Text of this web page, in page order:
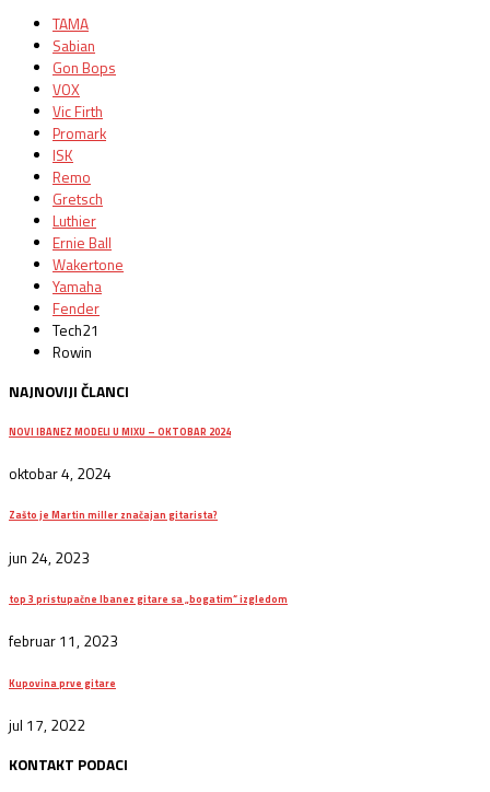
TAMA
Sabian
Gon Bops
VOX
Vic Firth
Promark
ISK
Remo
Gretsch
Luthier
Ernie Ball
Wakertone
Yamaha
Fender
Tech21
Rowin
NAJNOVIJI ČLANCI
NOVI IBANEZ MODELI U MIXU – OKTOBAR 2024
oktobar 4, 2024
Zašto je Martin miller značajan gitarista?
jun 24, 2023
top 3 pristupačne Ibanez gitare sa „bogatim“ izgledom
februar 11, 2023
Kupovina prve gitare
jul 17, 2022
KONTAKT PODACI